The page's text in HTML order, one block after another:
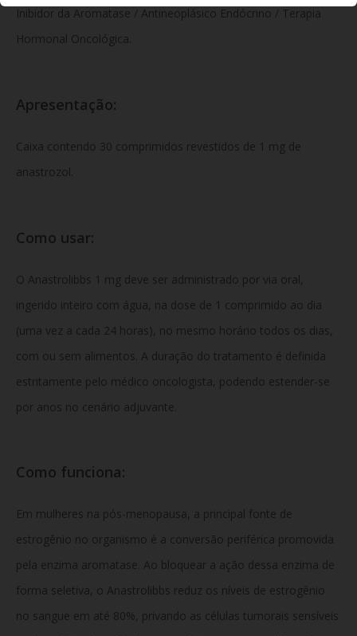
Inibidor da Aromatase / Antineoplásico Endócrino / Terapia
Hormonal Oncológica.
Apresentação:
Caixa contendo 30 comprimidos revestidos de 1 mg de
anastrozol.
Como usar:
O Anastrolibbs 1 mg deve ser administrado por via oral,
ingerido inteiro com água, na dose de 1 comprimido ao dia
(uma vez a cada 24 horas), no mesmo horário todos os dias,
com ou sem alimentos. A duração do tratamento é definida
estritamente pelo médico oncologista, podendo estender-se
por anos no cenário adjuvante.
Como funciona:
Em mulheres na pós-menopausa, a principal fonte de
estrogênio no organismo é a conversão periférica promovida
pela enzima aromatase. Ao bloquear a ação dessa enzima de
forma seletiva, o Anastrolibbs reduz os níveis de estrogênio
no sangue em até 80%, privando as células tumorais sensíveis